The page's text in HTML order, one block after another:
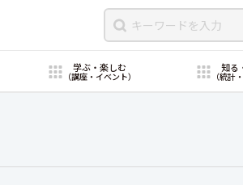
学ぶ・楽しむ
（講座・イベント）
知る
（統計